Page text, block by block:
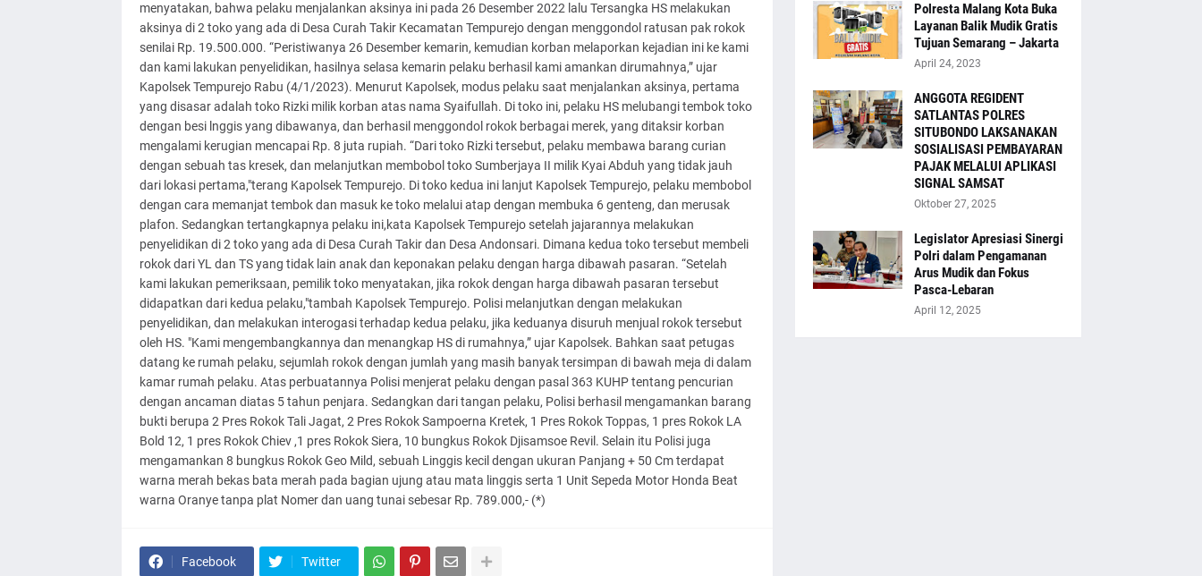
menyatakan, bahwa pelaku menjalankan aksinya ini pada 26 Desember 2022 lalu Tersangka HS melakukan
aksinya di 2 toko yang ada di Desa Curah Takir Kecamatan Tempurejo dengan menggondol ratusan pak rokok
senilai Rp. 19.500.000. “Peristiwanya 26 Desember kemarin, kemudian korban melaporkan kejadian ini ke kami
dan kami lakukan penyelidikan, hasilnya selasa kemarin pelaku berhasil kami amankan dirumahnya,” ujar
Kapolsek Tempurejo Rabu (4/1/2023). Menurut Kapolsek, modus pelaku saat menjalankan aksinya, pertama
yang disasar adalah toko Rizki milik korban atas nama Syaifullah. Di toko ini, pelaku HS melubangi tembok toko
dengan besi lnggis yang dibawanya, dan berhasil menggondol rokok berbagai merek, yang ditaksir korban
mengalami kerugian mencapai Rp. 8 juta rupiah. “Dari toko Rizki tersebut, pelaku membawa barang curian
dengan sebuah tas kresek, dan melanjutkan membobol toko Sumberjaya II milik Kyai Abduh yang tidak jauh
dari lokasi pertama,"terang Kapolsek Tempurejo. Di toko kedua ini lanjut Kapolsek Tempurejo, pelaku membobol
dengan cara memanjat tembok dan masuk ke toko melalui atap dengan membuka 6 genteng, dan merusak
plafon. Sedangkan tertangkapnya pelaku ini,kata Kapolsek Tempurejo setelah jajarannya melakukan
penyelidikan di 2 toko yang ada di Desa Curah Takir dan Desa Andonsari. Dimana kedua toko tersebut membeli
rokok dari YL dan TS yang tidak lain anak dan keponakan pelaku dengan harga dibawah pasaran. “Setelah
kami lakukan pemeriksaan, pemilik toko menyatakan, jika rokok dengan harga dibawah pasaran tersebut
didapatkan dari kedua pelaku,"tambah Kapolsek Tempurejo. Polisi melanjutkan dengan melakukan
penyelidikan, dan melakukan interogasi terhadap kedua pelaku, jika keduanya disuruh menjual rokok tersebut
oleh HS. "Kami mengembangkannya dan menangkap HS di rumahnya,” ujar Kapolsek. Bahkan saat petugas
datang ke rumah pelaku, sejumlah rokok dengan jumlah yang masih banyak tersimpan di bawah meja di dalam
kamar rumah pelaku. Atas perbuatannya Polisi menjerat pelaku dengan pasal 363 KUHP tentang pencurian
dengan ancaman diatas 5 tahun penjara. Sedangkan dari tangan pelaku, Polisi berhasil mengamankan barang
bukti berupa 2 Pres Rokok Tali Jagat, 2 Pres Rokok Sampoerna Kretek, 1 Pres Rokok Toppas, 1 pres Rokok LA
Bold 12, 1 pres Rokok Chiev ,1 pres Rokok Siera, 10 bungkus Rokok Djisamsoe Revil. Selain itu Polisi juga
mengamankan 8 bungkus Rokok Geo Mild, sebuah Linggis kecil dengan ukuran Panjang + 50 Cm terdapat
warna merah bekas bata merah pada bagian ujung atau mata linggis serta 1 Unit Sepeda Motor Honda Beat
warna Oranye tanpa plat Nomer dan uang tunai sebesar Rp. 789.000,- (*)
Facebook Twitter
Polresta Malang Kota Buka
Layanan Balik Mudik Gratis
Tujuan Semarang – Jakarta
April 24, 2023
ANGGOTA REGIDENT
SATLANTAS POLRES
SITUBONDO LAKSANAKAN
SOSIALISASI PEMBAYARAN
PAJAK MELALUI APLIKASI
SIGNAL SAMSAT
Oktober 27, 2025
Legislator Apresiasi Sinergi
Polri dalam Pengamanan
Arus Mudik dan Fokus
Pasca-Lebaran
April 12, 2025